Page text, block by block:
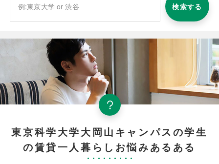
検索する
東京科学大学大岡山キャンパスの学生
の賃貸一人暮らしお悩みあるある